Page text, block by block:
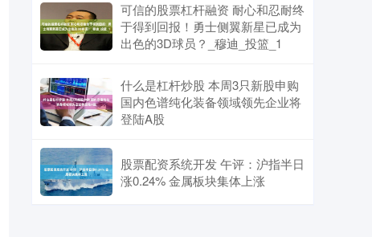
可信的股票杠杆融资 耐心和忍耐终
于得到回报！勇士侧翼新星已成为
出色的3D球员？_穆迪_投篮_1
什么是杠杆炒股 本周3只新股申购
国内色谱纯化装备领域领先企业将
登陆A股
股票配资系统开发 午评：沪指半日
涨0.24% 金属板块集体上涨